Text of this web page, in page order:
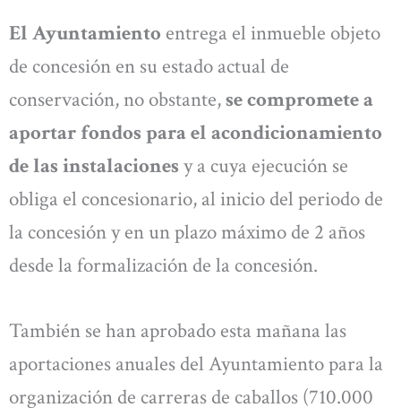
El Ayuntamiento entrega el inmueble objeto
de concesión en su estado actual de
conservación, no obstante,se compromete a
aportar fondos para el acondicionamiento
de las instalaciones y a cuya ejecución se
obliga el concesionario, al inicio del periodo de
la concesión y en un plazo máximo de 2 años
desde la formalización de la concesión.
También se han aprobado esta mañana las
aportaciones anuales del Ayuntamiento para la
organización de carreras de caballos (710.000